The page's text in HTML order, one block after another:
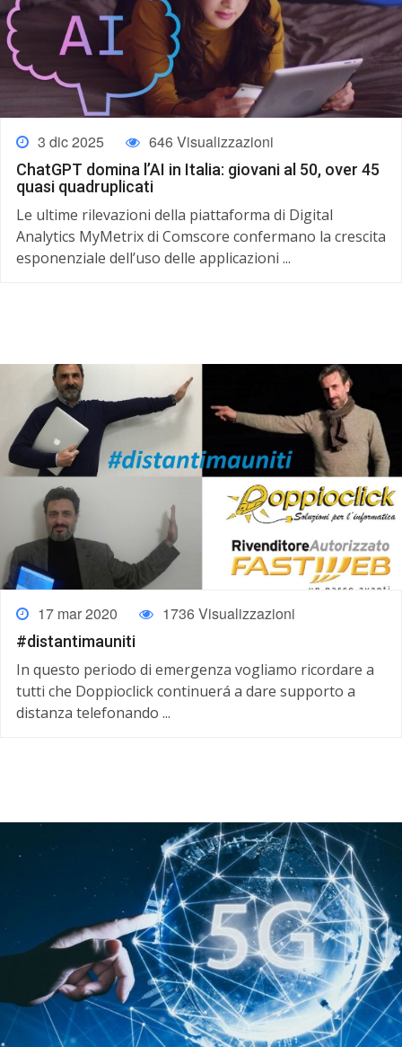
3 dic 2025 646 Visualizzazioni
ChatGPT domina l’AI in Italia: giovani al 50, over 45
quasi quadruplicati
Le ultime rilevazioni della piattaforma di Digital
Analytics MyMetrix di Comscore confermano la crescita
esponenziale dell’uso delle applicazioni ...
17 mar 2020 1736 Visualizzazioni
#distantimauniti
In questo periodo di emergenza vogliamo ricordare a
tutti che Doppioclick continuerá a dare supporto a
distanza telefonando ...